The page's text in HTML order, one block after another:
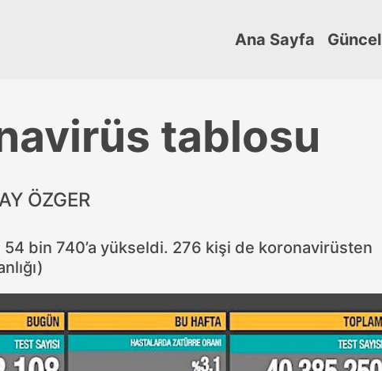
Ana Sayfa Güncel
tablosu
ÖZGER
54 bin 740’a yükseldi. 276 kişi de koronavirüsten